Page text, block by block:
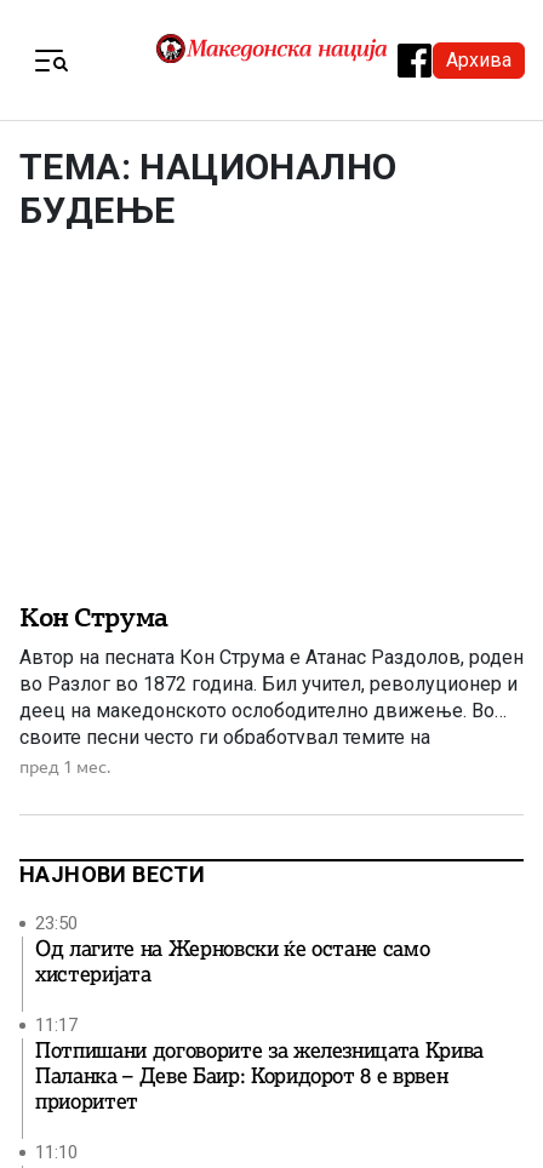
Архива
ТЕМА: НАЦИОНАЛНО
БУДЕЊЕ
Кон Струма
Автор на песната Кон Струма е Атанас Раздолов, роден
во Разлог во 1872 година. Бил учител, револуционер и
деец на македонското ослободително движење. Во
своите песни често ги обработувал темите на
слободата, националното будење и страдањата на
претставува значаен дел од македонската
пред 1 мес.
НАЈНОВИ ВЕСТИ
23:50
Од лагите на Жерновски ќе остане само
хистеријата
11:17
Потпишани договорите за железницата Крива
Паланка – Деве Баир: Коридорот 8 е врвен
приоритет
11:10